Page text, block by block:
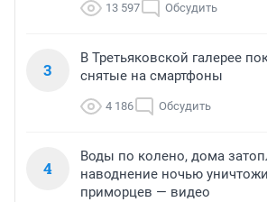
13 597 Обсудить
3
В Третьяковской галерее
снятые на смартфоны
4 186 Обсудить
4
Воды по колено, дома
наводнение ночью
приморцев — видео